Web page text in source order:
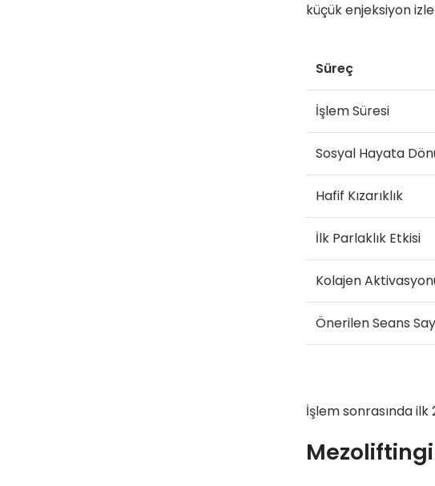
küçük enjeksiyon
Süreç
İşlem Süresi
Sosyal Hayata
Hafif Kızarıklık
İlk Parlaklık Etkisi
Kolajen
Önerilen Seans
İşlem sonrasında ilk